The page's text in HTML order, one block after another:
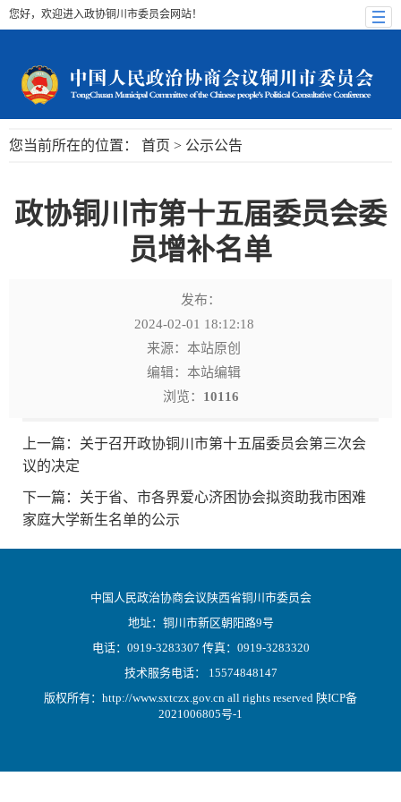
您好，欢迎进入政协铜川市委员会网站！
您当前所在的位置： 首页 > 公示公告
政协铜川市第十五届委员会委
员增补名单
发布：
2024-02-01 18:12:18
来源：本站原创
编辑：本站编辑
浏览： 10116
上一篇： 关于召开政协铜川市第十五届委员会第三次会
议的决定
下一篇： 关于省、市各界爱心济困协会拟资助我市困难
家庭大学新生名单的公示
中国人民政治协商会议陕西省铜川市委员会
地址：铜川市新区朝阳路9号
电话：0919-3283307 传真：0919-3283320
技术服务电话： 15574848147
版权所有：http://www.sxtczx.gov.cn all rights reserved 陕ICP备
2021006805号-1